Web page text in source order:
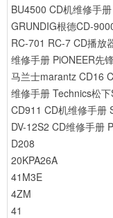
BU4500 CD机维修手册
GRUNDIG根德CD-
RC-701 RC-7 CD播放
维修手册 PiONEER先
马兰士marantz CD16
维修手册 Technics松
CD911 CD机维修手册
DV-12S2 CD维修手册
D208
20KPA26A
41M3E
4ZM
41